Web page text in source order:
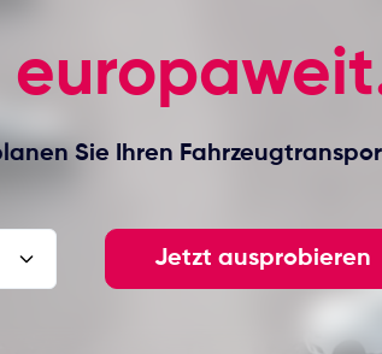
Sie Ihren
Jetzt ausprobieren